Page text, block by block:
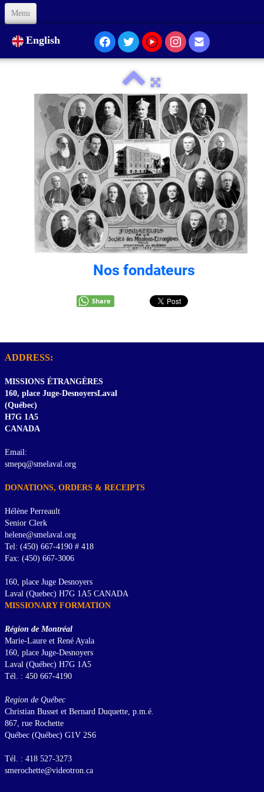
Menu
Welcome
About Us
Formation
Animation
Links
Support us
Code of Ethics
Contacts
English
Nos fondateurs
Share
ADDRESS:
MISSIONS ÉTRANGÈRES
160, place Juge-DesnoyersLaval
(Québec)
H7G 1A5
CANADA
Email:
smepq@smelaval.org
DONATIONS, ORDERS & RECEIPTS
Hélène Perreault
Senior Clerk
helene@smelaval.org
Tel: (450) 667-4190 # 418
Fax: (450) 667-3006
160, place Juge Desnoyers
Laval (Quebec) H7G 1A5 CANADA
MISSIONARY FORMATION
Région de Montréal
Marie-Laure et René Ayala
160, place Juge-Desnoyers
Laval (Québec) H7G 1A5
Tél. : 450 667-4190
Region de Québec
Christian Busset et Bernard Duquette, p.m.é.
867, rue Rochette
Québec (Québec) G1V 2S6
Tél. : 418 527-3273
smerochette@videotron.ca